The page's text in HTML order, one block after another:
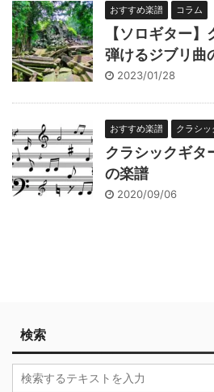
おすすめ楽譜 コラム
【ソロギター
弾けるジブリ曲
2023/01/28
おすすめ楽譜 クラシ
クラシックギタ
の楽譜
2020/09/06
検索